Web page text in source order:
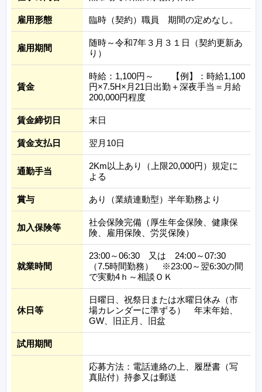
雇用形態 臨時（契約）職員 期間の定めなし。
雇用期間
随時～令和7年３月３１日（契約更新あ
り）
賃金
時給：1,100円～ 【例】：時給1,100
円×7.5H×月21日出勤＋深夜手当＝月給
200,000円程度
賃金締切日 末日
賃金支払日 翌月10日
通勤手当
2Km以上あり（上限20,000円）規定に
よる
賞与 あり（業績連動型）半年勤務より
加入保険等
社会保険完備（厚生年金保険、健康保
険、雇用保険、労災保険）
就業時間
23:00～06:30 又は 24:00～07:30
（7.5時間勤務） ※23:00～翌6:30の間
で実動4ｈ～相談ＯＫ
休日等
日曜日、祝祭日または水曜日休み（市
場カレンダーに準ずる） 年末年始、
GW、旧正月、旧盆
試用期間
応募方法：電話連絡の上、履歴書（写
真貼付）持参又は郵送